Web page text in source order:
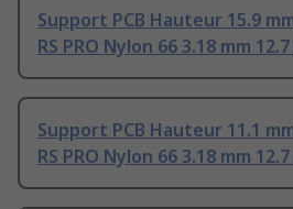
Support PCB Hauteur 15.9
RS PRO Nylon 66 3.18 mm
Support PCB Hauteur 11.1
RS PRO Nylon 66 3.18 mm